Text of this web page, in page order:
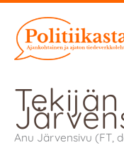
sisältöön
Anu Järvensivu (FT,